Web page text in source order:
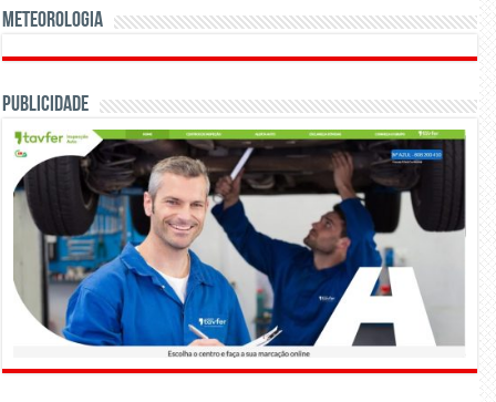
Meteorologia
Publicidade